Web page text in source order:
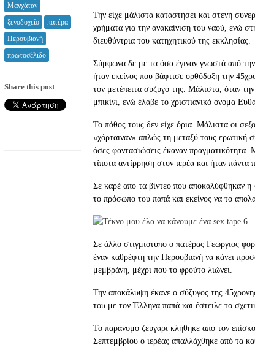
Μανχάταν
ξενοδοχείο
πατέρα
Περουβιανή
πρωτοσέλιδο
Share this post
Την είχε μάλιστα καταστήσει και στενή
χρήματα για την ανακαίνιση του ναού, ενώ
διευθύντρια του κατηχητικού της εκκλησίας.
Σύμφωνα δε με τα όσα έγιναν γνωστά από
ήταν εκείνος που βάφτισε ορθόδοξη την
τον μετέπειτα σύζυγό της. Μάλιστα, όταν
μπικίνι, ενώ έλαβε το χριστιανικό όνομα
Το πάθος τους δεν είχε όρια. Μάλιστα οι
«χόρταιναν» απλώς τη μεταξύ τους ερωτική
όσες φαντασιώσεις έκαναν πραγματικότητα.
τίποτα αντίρρηση στον ιερέα και ήταν πάντα
Σε καρέ από τα βίντεο που αποκαλύφθηκαν η
το πρόσωπο του παπά και εκείνος να το
Σε άλλο στιγμιότυπο ο πατέρας Γεώργιος
έναν καθρέφτη την Περουβιανή να κάνει
μεμβράνη, μέχρι που το φρούτο λιώνει.
Την αποκάλυψη έκανε ο σύζυγος της
του με τον Έλληνα παπά και έστειλε το
Το παράνομο ζευγάρι κλήθηκε από τον
Σεπτεμβρίου ο ιερέας απαλλάχθηκε από τα